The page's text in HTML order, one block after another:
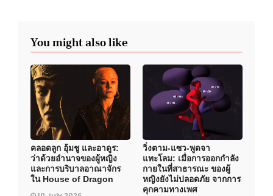
You might also like
คลอดลูก อุ้มชู และอาดูร:
ว่าด้วยอำนาจของผู้หญิง
และการบริบาลอาณาจักร
ใน House of Dragon
วิ่งตาม-แซว-พูดจา
แทะโลม: เมื่อการออกกำลัง
กายในที่สาธารณะ ของผู้
หญิงยังไม่ปลอดภัย จากการ
คุกคามทางเพศ